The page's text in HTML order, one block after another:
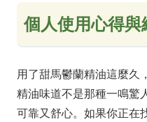
個人使用心得與
用了甜馬鬱蘭精油這麼久
精油味道不是那種一鳴驚
可靠又舒心。如果你正在